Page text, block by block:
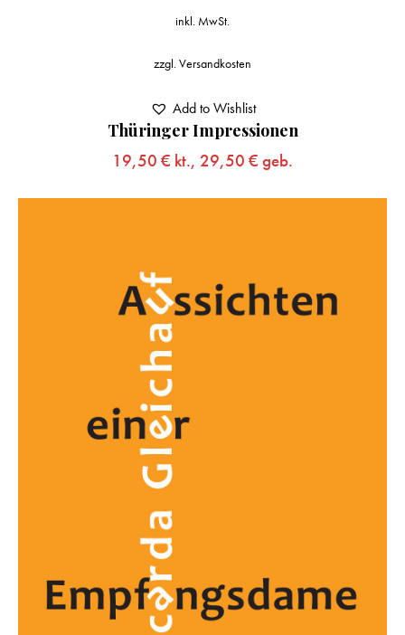
Thüringer Impressionen
19,50 € kt., 29,50 € geb.
inkl. MwSt.
zzgl. Versandkosten
Add to Wishlist